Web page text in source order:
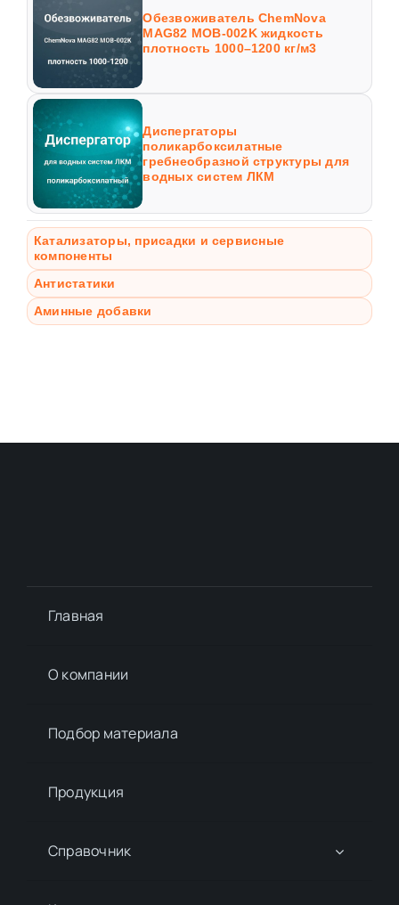
Обезвоживатель ChemNova
MAG82 MOB-002K жидкость
плотность 1000–1200 кг/м3
Диспергаторы
поликарбоксилатные
гребнеобразной структуры для
водных систем ЛКМ
Катализаторы, присадки и сервисные
компоненты
Антистатики
Аминные добавки
Главная
О компании
Подбор материалa
Продукция
Справочник